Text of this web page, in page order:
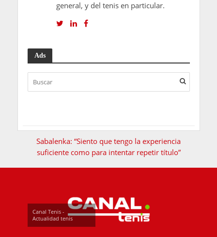
general, y del tenis en particular.
Ads
Sabalenka: “Siento que tengo la experiencia
suficiente como para intentar repetir título”
Canal Tenis -
Actualidad tenis